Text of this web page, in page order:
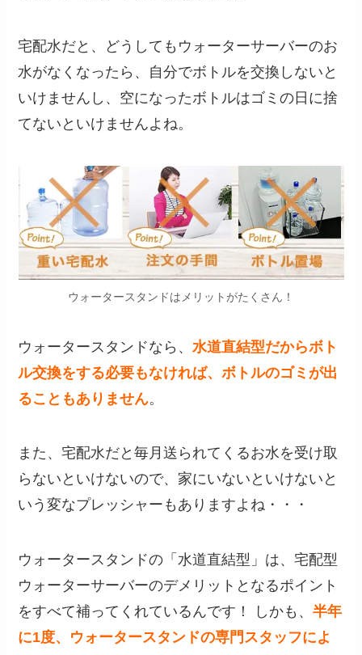
宅配水だと、どうしてもウォーターサーバーのお
水がなくなったら、自分でボトルを交換しないと
いけませんし、空になったボトルはゴミの日に捨
てないといけませんよね。
ウォータースタンドはメリットがたくさん！
ウォータースタンドなら、 水道直結型だからボト
ル交換をする必要もなければ、ボトルのゴミが出
ることもありません。
また、宅配水だと毎月送られてくるお水を受け取
らないといけないので、家にいないといけないと
いう変なプレッシャーもありますよね・・・
ウォータースタンドの「水道直結型」は、宅配型
ウォーターサーバーのデメリットとなるポイント
をすべて補ってくれているんです！ しかも、半年
に1度、ウォータースタンドの専門スタッフによ